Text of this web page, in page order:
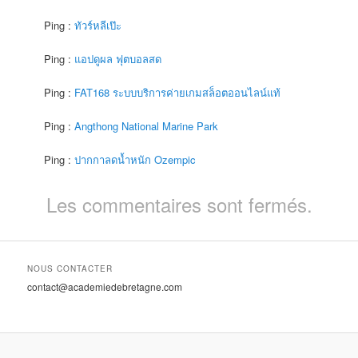
Ping :ทัวร์หลีเป๊ะ
Ping : แอปดูผล ฟุตบอลสด
Ping : FAT168 ระบบบริการค่ายเกมสล็อตออนไลน์แท้
Ping :Angthong National Marine Park
Ping :ปากกาลดน้ำหนัก Ozempic
Les commentaires sont fermés.
NOUS CONTACTER
contact@academiedebretagne.com